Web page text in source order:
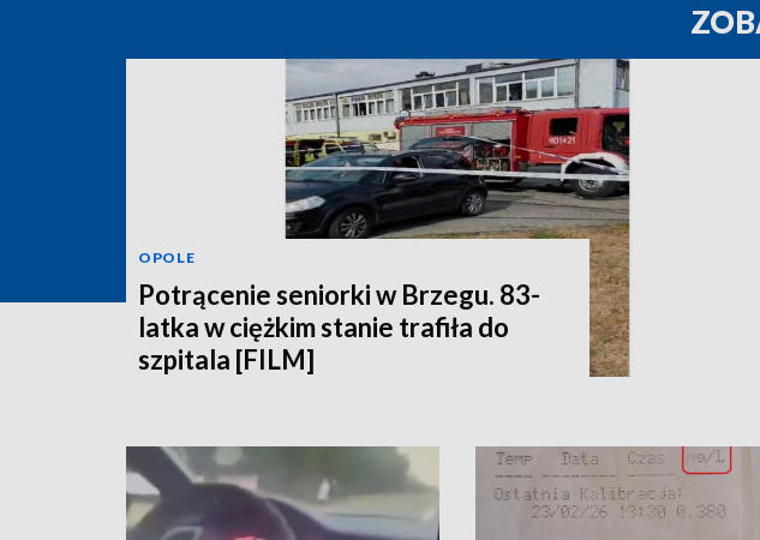
OPOLE
Potrącenie seniorki w Brzegu. 83-
latka w ciężkim stanie trafiła do
szpitala [FILM]